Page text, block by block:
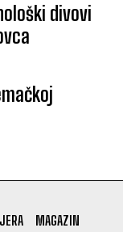
divovi
MAGAZIN